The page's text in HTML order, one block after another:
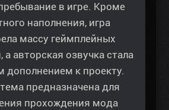
в игре. Кроме
наполнения, игра
массу геймплейных
а авторская озвучка стала
дополнением к проекту.
предназначена для
прохождения мода